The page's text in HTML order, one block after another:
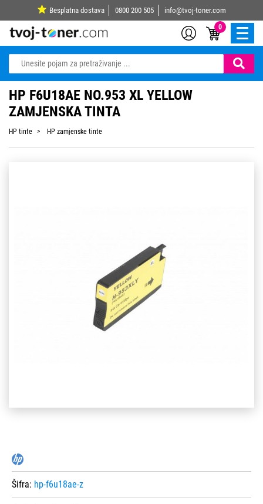
Besplatna dostava 0800 200 505 info@tvoj-toner.com
0
HP F6U18AE NO.953 XL YELLOW
ZAMJENSKA TINTA
HP tinte HP zamjenske tinte
Šifra: hp-f6u18ae-z